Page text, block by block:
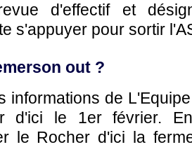
d'effectif et
s'appuyer pour sortir
out ?
informations de
d'ici le 1er février.
le Rocher d'ici la